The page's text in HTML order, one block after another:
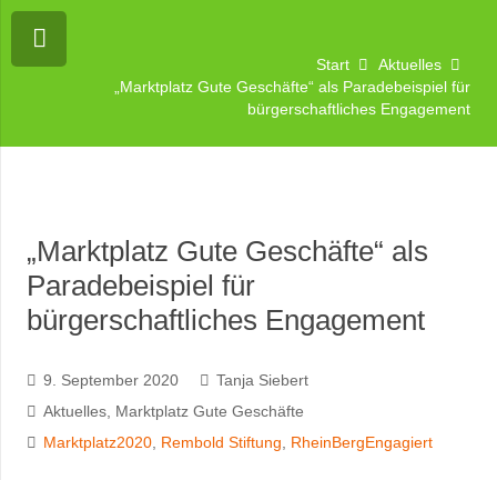
Start
Aktuelles
„Marktplatz Gute Geschäfte“ als Paradebeispiel für
bürgerschaftliches Engagement
„Marktplatz Gute Geschäfte“ als
Paradebeispiel für
bürgerschaftliches Engagement
9. September 2020
Tanja Siebert
Aktuelles, Marktplatz Gute Geschäfte
Marktplatz2020, Rembold Stiftung RheinBergEngagiert